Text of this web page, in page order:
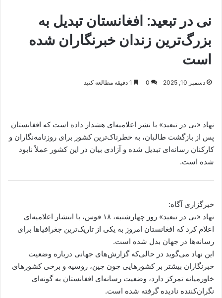
نی در تبعید: افغانستان تبدیل به
بزرگ‌ترین زندان خبرنگاران شده
است
دسمبر 10, 2025 0
نهاد «نی در تبعید» با نشر اعلامیه‌ای هشدار داده است که افغانستان
پس از بازگشت طالبان، به خطرناک‌ترین کشور برای روزنامه‌نگاران و
کارکنان رسانه‌ای تبدیل شده و آزادی بیان در این کشور عملاً نابود
شده است.
خبرگزاری آگاه:
نهاد «نی در تبعید» روز چهارشنبه، ۱۸ قوس، با انتشار اعلامیه‌ای
اعلام کرد که افغانستان امروز به یکی از تاریک‌ترین جغرافیاها برای
رسانه‌ها در جهان بدل شده است.
این نهاد می‌گوید در حالی‌که گزارش‌های جهانی درباره وضعیت
خبرنگاران بیشتر بر کشورهایی چون چین، روسیه و برخی کشور‌های
خاورمیانه تمرکز دارد، وضعیت رسانه‌ای افغانستان به گونه‌ای
نگران‌کننده نادیده گرفته شده است.